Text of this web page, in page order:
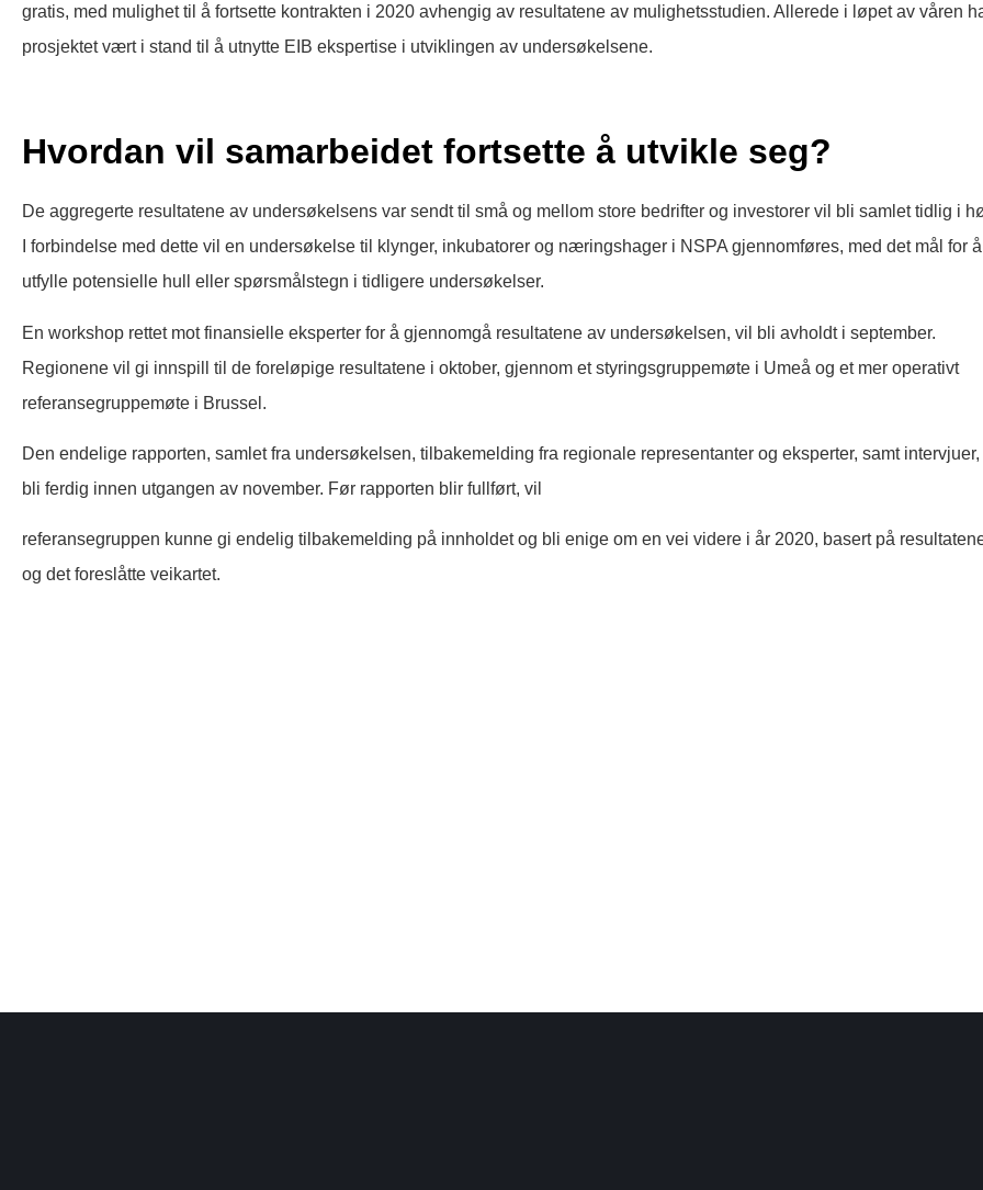
gratis, med mulighet til å fortsette kontrakten i 2020 avhengig av resultatene av mulighetsstudien. Allerede i løpet av våren
prosjektet vært i stand til å utnytte EIB ekspertise i utviklingen av undersøkelsene.
​Hvordan vil samarbeidet fortsette å utvikle seg?
De aggregerte resultatene av undersøkelsens var sendt til små og mellom store bedrifter og investorer vil bli samlet tidlig i
I forbindelse med dette vil en undersøkelse til klynger, inkubatorer og næringshager i NSPA gjennomføres, med det mål for å
utfylle potensielle hull eller spørsmålstegn i tidligere undersøkelser.
En workshop rettet mot finansielle eksperter for å gjennomgå resultatene av undersøkelsen, vil bli avholdt i september.
Regionene vil gi innspill til de foreløpige resultatene i oktober, gjennom et styringsgruppemøte i Umeå og et mer operativt
referansegruppemøte i Brussel.
Den endelige rapporten, samlet fra undersøkelsen, tilbakemelding fra regionale representanter og eksperter, samt intervjuer,
bli ferdig innen utgangen av november. Før rapporten blir fullført, vil
referansegruppen kunne gi endelig tilbakemelding på innholdet og bli enige om en vei videre i år 2020, basert på
og det foreslåtte veikartet.